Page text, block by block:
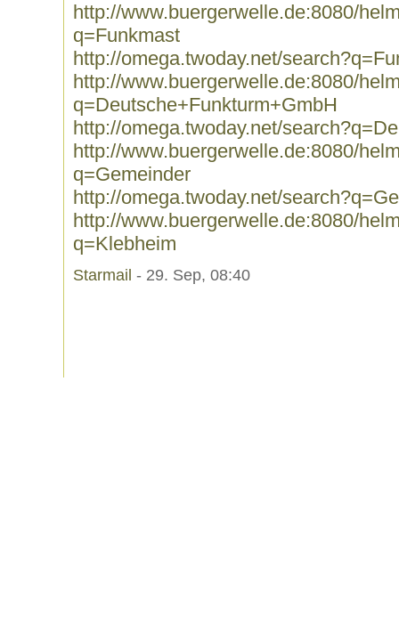
http://www.buergerwelle.de:8080/
q=Funkmast
http://omega.twoday.net/
http://www.buergerwelle.de:8080/
q=Deutsche+Funkturm+GmbH
http://omega.twoday.net/
http://www.buergerwelle.de:8080/
q=Gemeinder
http://omega.twoday.net/
http://www.buergerwelle.de:8080/
q=Klebheim
Starmail - 29. Sep, 08:40